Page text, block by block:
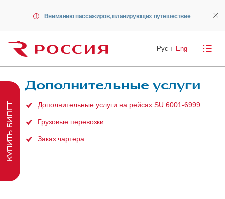
Вниманию пассажиров, планирующих путешествие
Рус Eng
Дополнительные услуги
Дополнительные услуги на рейcах SU 6001-6999
Грузовые перевозки
Заказ чартера
КУПИТЬ БИЛЕТ